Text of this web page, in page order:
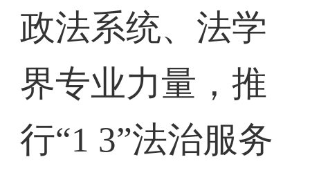
政法系统、法学
界专业力量，推
行“1 3”法治服务